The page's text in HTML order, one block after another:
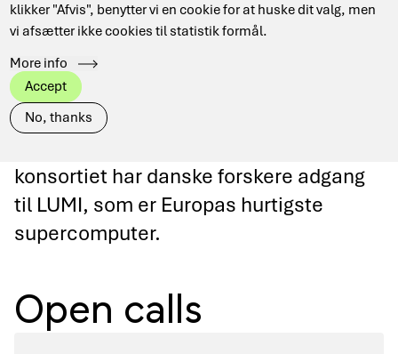
klikker "Afvis", benytter vi en cookie for at huske dit valg, men
vi afsætter ikke cookies til statistik formål.
More info
Accept
No, thanks
LUMI Capability
HPC
konsortiet har danske forskere adgang
til LUMI, som er Europas hurtigste
supercomputer.
Open calls